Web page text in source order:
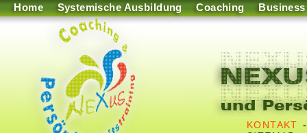
Home Systemische Ausbildung Coaching Business
KONTAKT